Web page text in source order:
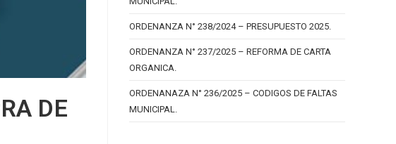
DE
ORDENANZA N° 238/2024 – PRESUPUESTO 2025.
ORDENANZA N° 237/2025 – REFORMA DE CARTA
ORGANICA.
ORDENANAZA N° 236/2025 – CODIGOS DE FALTAS
MUNICIPAL.